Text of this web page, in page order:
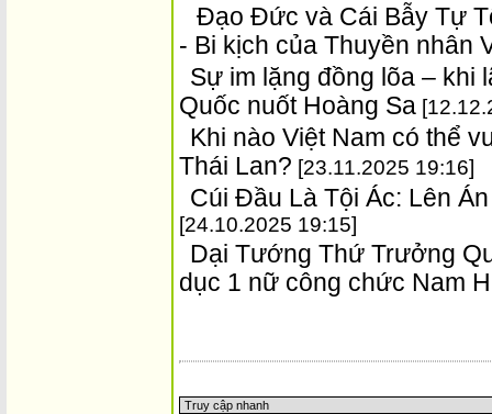
Đạo Đức và Cái Bẫy Tự
- Bi kịch của Thuyền nhân
Sự im lặng đồng lõa – khi
Quốc nuốt Hoàng Sa
Khi nào Việt Nam có thể
Thái Lan? [23.11.2025 19:16]
Cúi Đầu Là Tội Ác: Lên
[24.10.2025 19:15]
Dại Tướng Thứ Trưởng
dục 1 nữ công chức Nam